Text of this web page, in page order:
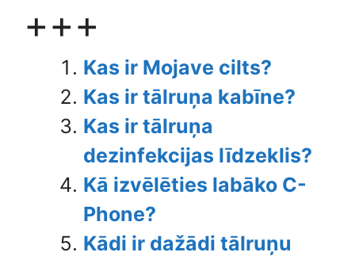
+++
Kas ir Mojave cilts?
Kas ir tālruņa kabīne?
Kas ir tālruņa
dezinfekcijas līdzeklis?
Kā izvēlēties labāko C-
Phone?
Kādi ir dažādi tālruņu